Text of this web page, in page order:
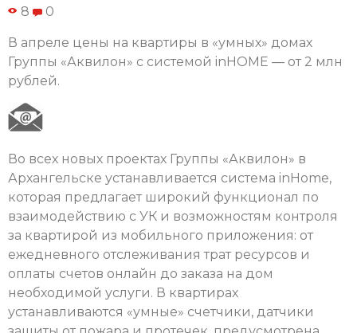
8 0
В апреле цены на квартиры в «умных» домах
Группы «Аквилон» с системой inHOME — от 2 млн
рублей.
Во всех новых проектах Группы «Аквилон» в
Архангельске устанавливается система inHome,
которая предлагает широкий функционал по
взаимодействию с УК и возможностям контроля
за квартирой из мобильного приложения: от
ежедневного отслеживания трат ресурсов и
оплаты счетов онлайн до заказа на дом
необходимой услуги. В квартирах
устанавливаются «умные» счетчики, датчики